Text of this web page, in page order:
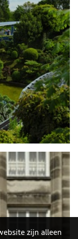
zijn alleen